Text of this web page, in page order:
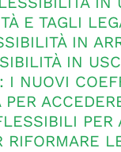
E TAGLI
IN
IN
I NUOVI
PER
PER